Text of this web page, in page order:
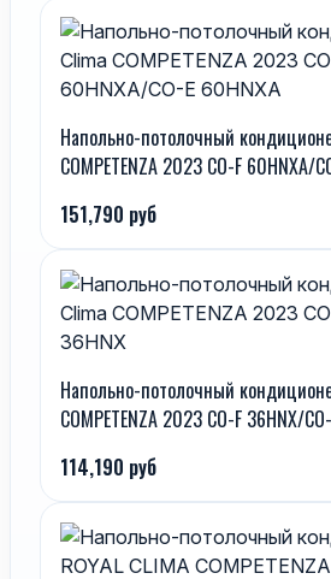
Напольно-потолочный
COMPETENZA 2023 CO-F 60HNXA/
151,790 руб
Напольно-потолочный
COMPETENZA 2023 CO-F 36HNX/
114,190 руб